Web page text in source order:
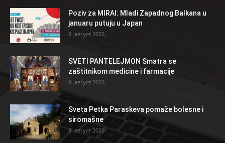
Poziv za MIRAI: Mladi Zapadnog Balkana u
januaru putuju u Japan
9. август 2026.
SVETI PANTELEJMON Smatra se
zaštitnikom medicine i farmacije
9. август 2026.
Sveta Petka Paraskeva pomaže bolesne i
siromašne
8. август 2026.